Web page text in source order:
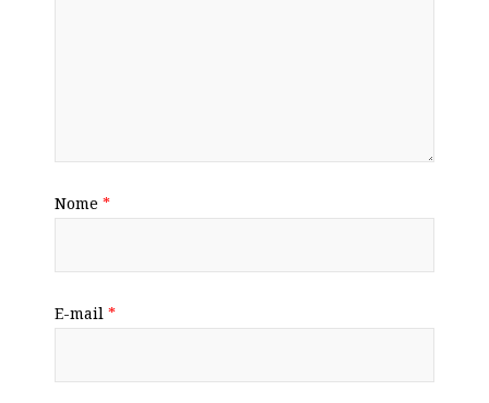
Nome *
E-mail *